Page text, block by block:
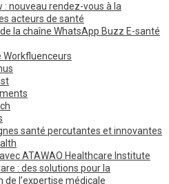
: nouveau rendez-vous à la
acteurs de santé
la chaîne WhatsApp Buzz E-santé
Workfluenceurs
santé percutantes et innovantes
ATAWAO Healthcare Institute
: des solutions pour la
de l’expertise médicale